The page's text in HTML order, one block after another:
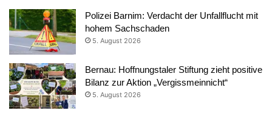
Polizei Barnim: Verdacht der Unfallflucht mit
hohem Sachschaden
5. August 2026
Bernau: Hoffnungstaler Stiftung zieht positive
Bilanz zur Aktion „Vergissmeinnicht“
5. August 2026